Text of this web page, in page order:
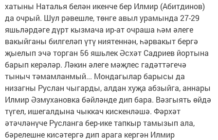
хатыны Наталья белән икенче бер Илмир (Абитдинов)
да очрый. Шул рәвешле, төнге авыл урамында 27-29
яшьләрдәге дүрт кызмача ир-ат очраша һәм әлеге
вакыйганы билгеләп үтү ниятеннән, һәрвакыт бергә
җыелып эчә торган 56 яшьлек Әсхәт Садриев йортына
барып керәләр. Ләкин әлеге мәҗлес гадәттәгечә
тыныч тәмамланмый... Мондагылар барысы да
низагны Руслан чыгарды, алдан хуҗа абзыйга, аннары
Илмир Әзмухановка бәйләнде дип бара. Вәзгыять өйдә
түгел, ишегалдына чыккач кискенләшә. Фәрхәт
әтәчләнүче Русланга бер-ике тапкыр тамызып ала,
бәрелешне кисәтергә дип арага кергән Илмир